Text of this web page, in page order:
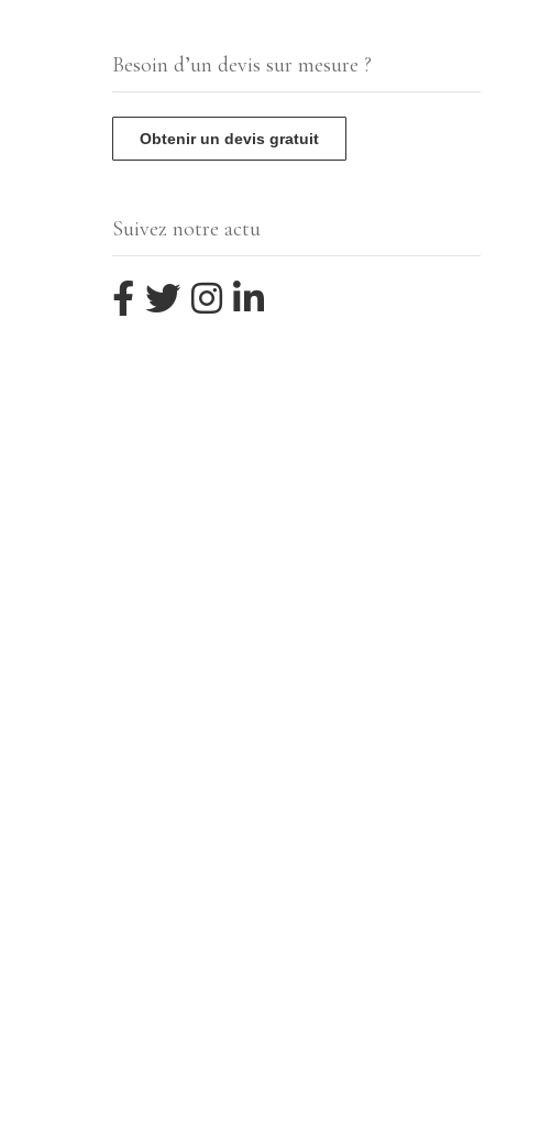
Besoin d’un devis sur mesure ?
Obtenir un devis gratuit
Suivez notre actu